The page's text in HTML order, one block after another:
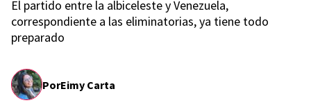
El partido entre la albiceleste y Venezuela,
correspondiente a las eliminatorias, ya tiene todo
preparado
PorEimy Carta